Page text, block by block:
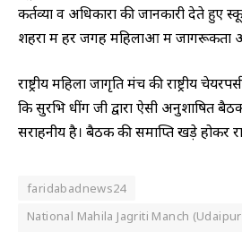
कर्तव्यों व अधिकारों की जानकारी देते हुए
शहरों में हर जगह महिलाओं में जागरूकता
राष्ट्रीय महिला जागृति मंच की राष्ट्रीय
कि सुरभि धींग जी द्वारा ऐसी अनुशाषित
सराहनीय है। बैठक की समाप्ति खड़े होकर
faridabadnews24
National Mahila Jagriti Manch